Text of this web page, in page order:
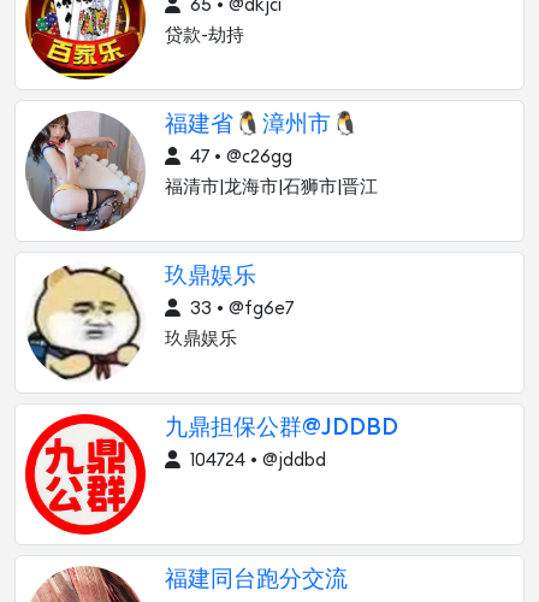
65 • @dkjci
贷款-劫持
福建省🐧漳州市🐧
47 • @c26gg
福清市|龙海市|石狮市|晋江
玖鼎娱乐
33 • @fg6e7
玖鼎娱乐
九鼎担保公群@JDDBD
104724 • @jddbd
福建同台跑分交流